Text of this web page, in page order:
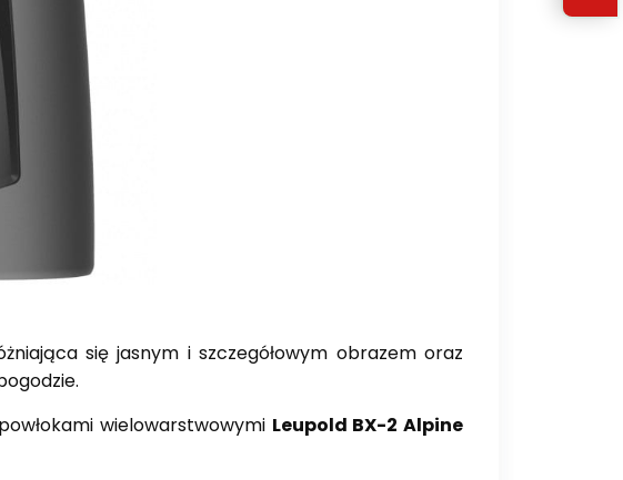
się jasnym i szczegółowym obrazem oraz
wielowarstwowymi Leupold BX-2 Alpine